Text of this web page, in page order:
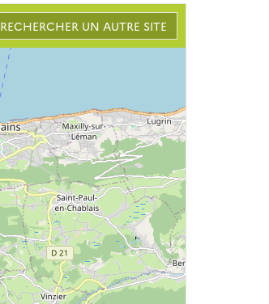
RECHERCHER UN AUTRE SITE